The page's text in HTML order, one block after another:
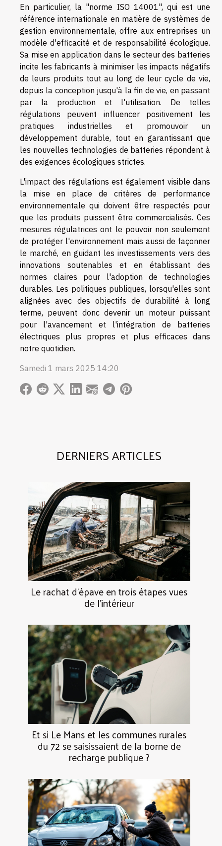
DERNIERS ARTICLES
Le rachat d’épave en trois étapes vues
de l’intérieur
Et si Le Mans et les communes rurales
du 72 se saisissaient de la borne de
recharge publique ?
En particulier, la "norme ISO 14001", qui est une
référence internationale en matière de systèmes de
gestion environnementale, offre aux entreprises un
modèle d'efficacité et de responsabilité écologique.
Sa mise en application dans le secteur des batteries
incite les fabricants à minimiser les impacts négatifs
de leurs produits tout au long de leur cycle de vie,
depuis la conception jusqu'à la fin de vie, en passant
par la production et l'utilisation. De telles
régulations peuvent influencer positivement les
pratiques industrielles et promouvoir un
développement durable, tout en garantissant que
les nouvelles technologies de batteries répondent à
des exigences écologiques strictes.
L'impact des régulations est également visible dans
la mise en place de critères de performance
environnementale qui doivent être respectés pour
que les produits puissent être commercialisés. Ces
mesures régulatrices ont le pouvoir non seulement
de protéger l'environnement mais aussi de façonner
le marché, en guidant les investissements vers des
innovations soutenables et en établissant des
normes claires pour l'adoption de technologies
durables. Les politiques publiques, lorsqu'elles sont
alignées avec des objectifs de durabilité à long
terme, peuvent donc devenir un moteur puissant
pour l'avancement et l'intégration de batteries
électriques plus propres et plus efficaces dans
notre quotidien.
Samedi 1 mars 2025 14:20